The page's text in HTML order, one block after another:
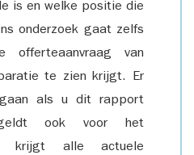
is en welke positie die
onderzoek gaat zelfs
van
te zien krijgt. Er
als u dit rapport
ook voor het
krijgt alle actuele